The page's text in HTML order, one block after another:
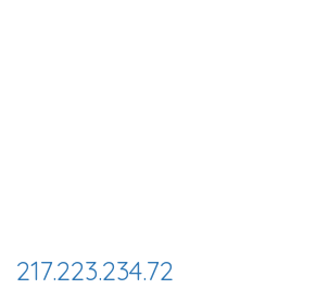
217.223.234.72